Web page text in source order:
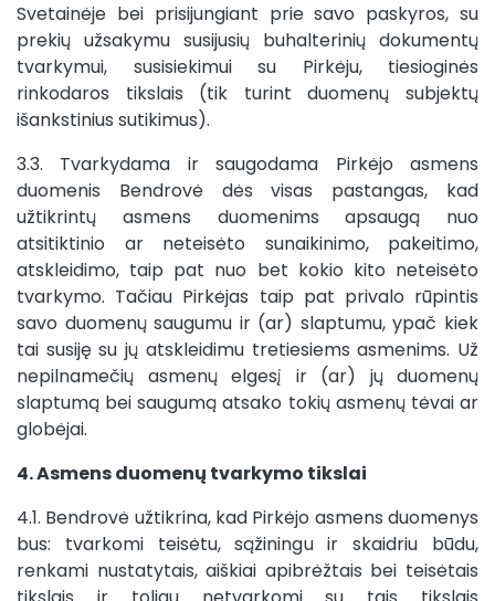
Svetainėje bei prisijungiant prie savo paskyros, su
prekių užsakymu susijusių buhalterinių dokumentų
tvarkymui, susisiekimui su Pirkėju, tiesioginės
rinkodaros tikslais (tik turint duomenų subjektų
išankstinius sutikimus).
3.3. Tvarkydama ir saugodama Pirkėjo asmens
duomenis Bendrovė dės visas pastangas, kad
užtikrintų asmens duomenims apsaugą nuo
atsitiktinio ar neteisėto sunaikinimo, pakeitimo,
atskleidimo, taip pat nuo bet kokio kito neteisėto
tvarkymo. Tačiau Pirkėjas taip pat privalo rūpintis
savo duomenų saugumu ir (ar) slaptumu, ypač kiek
tai susiję su jų atskleidimu tretiesiems asmenims. Už
nepilnamečių asmenų elgesį ir (ar) jų duomenų
slaptumą bei saugumą atsako tokių asmenų tėvai ar
globėjai.
4. Asmens duomenų tvarkymo tikslai
4.1. Bendrovė užtikrina, kad Pirkėjo asmens duomenys
bus: tvarkomi teisėtu, sąžiningu ir skaidriu būdu,
renkami nustatytais, aiškiai apibrėžtais bei teisėtais